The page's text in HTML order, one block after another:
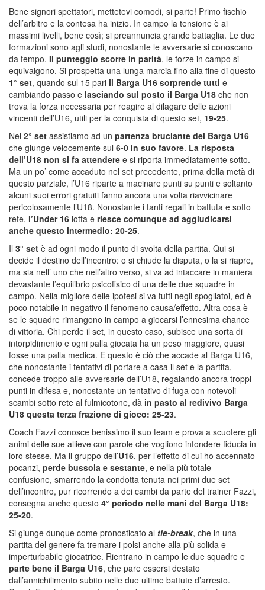
Bene signori spettatori, mettetevi comodi, si parte! Primo fischio
dell’arbitro e la contesa ha inizio. In campo la tensione è ai
massimi livelli, bene così; si preannuncia grande battaglia. Le due
formazioni sono agli studi, nonostante le avversarie si conoscano
da tempo. Il punteggio scorre in parità, le forze in campo si
equivalgono. Si prospetta una lunga marcia fino alla fine di questo
1° set, quando sul 15 pari il Barga U16 sorprende tutti e
cambiando passo e lasciando sul posto il Barga U18 che non
trova la forza necessaria per reagire al dilagare delle azioni
vincenti dell’U16, utili per la conquista di questo set, 19-25.
Nel 2° set assistiamo ad un partenza bruciante del Barga U16
che giunge velocemente sul 6-0 in suo favore. La risposta
dell’U18 non si fa attendere e si riporta immediatamente sotto.
Ma un po’ come accaduto nel set precedente, prima della metà di
questo parziale, l’U16 riparte a macinare punti su punti e soltanto
alcuni suoi errori gratuiti fanno ancora una volta riavvicinare
pericolosamente l’U18. Nonostante i tanti regali in battuta e sotto
rete, l’Under 16 lotta e riesce comunque ad aggiudicarsi
anche questo intermedio: 20-25.
Il 3° set è ad ogni modo il punto di svolta della partita. Qui si
decide il destino dell’incontro: o si chiude la disputa, o la si riapre,
ma sia nell’ uno che nell’altro verso, si va ad intaccare in maniera
devastante l’equilibrio psicofisico di una delle due squadre in
campo. Nella migliore delle ipotesi si va tutti negli spogliatoi, ed è
poco notabile in negativo il fenomeno causa/effetto. Altra cosa è
se le squadre rimangono in campo a giocarsi l’ennesima chance
di vittoria. Chi perde il set, in questo caso, subisce una sorta di
intorpidimento e ogni palla giocata ha un peso maggiore, quasi
fosse una palla medica. E questo è ciò che accade al Barga U16,
che nonostante i tentativi di portare a casa il set e la partita,
concede troppo alle avversarie dell’U18, regalando ancora troppi
punti in difesa e, nonostante un tentativo di fuga con notevoli
scambi sotto rete al fulmicotone, dà in pasto al redivivo Barga
U18 questa terza frazione di gioco: 25-23.
Coach Fazzi conosce benissimo il suo team e prova a scuotere gli
animi delle sue allieve con parole che vogliono infondere fiducia in
loro stesse. Ma il gruppo dell’U16, per l’effetto di cui ho accennato
pocanzi, perde bussola e sestante, e nella più totale
confusione, smarrendo la condotta tenuta nei primi due set
dell’incontro, pur ricorrendo a dei cambi da parte del trainer Fazzi,
consegna anche questo 4° periodo nelle mani del Barga U18:
25-20.
Si giunge dunque come pronosticato al tie-break, che in una
partita del genere fa tremare i polsi anche alla più solida e
imperturbabile giocatrice. Rientrano in campo le due squadre e
parte bene il Barga U16, che pare essersi destato
dall’annichilimento subito nelle due ultime battute d’arresto.